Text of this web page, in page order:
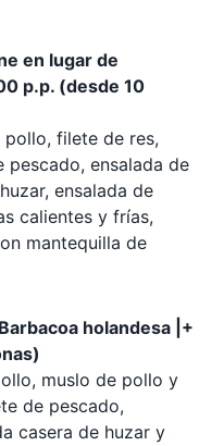
en lugar de
p.p. (desde 10
filete de res,
pescado, ensalada de
ensalada de
calientes y frías,
mantequilla de
holandesa |+
muslo de pollo y
de pescado,
casera de huzar y